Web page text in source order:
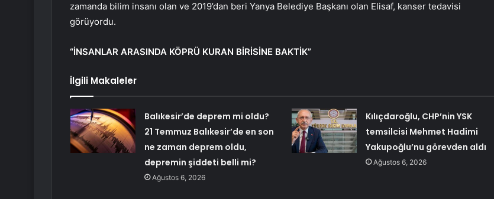
zamanda bilim insanı olan ve 2019’dan beri Yanya Belediye Başkanı olan Elisaf, kanser tedavisi
görüyordu.
“İNSANLAR ARASINDA KÖPRÜ KURAN BİRİSİNE BAKTİK”
İlgili Makaleler
Balıkesir’de deprem mi oldu?
21 Temmuz Balıkesir’de en son
ne zaman deprem oldu,
depremin şiddeti belli mi?
Ağustos 6, 2026
Kılıçdaroğlu, CHP’nin YSK
temsilcisi Mehmet Hadimi
Yakupoğlu’nu görevden aldı
Ağustos 6, 2026